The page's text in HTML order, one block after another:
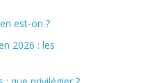
est-on ?
2026 : les